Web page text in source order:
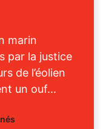
marin
par la justice
de l’éolien
un ouf...